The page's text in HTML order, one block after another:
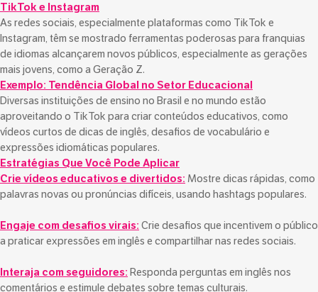
TikTok e Instagram
As redes sociais, especialmente plataformas como TikTok e
Instagram, têm se mostrado ferramentas poderosas para franquias
de idiomas alcançarem novos públicos, especialmente as gerações
mais jovens, como a Geração Z.
Exemplo: Tendência Global no Setor Educacional
Diversas instituições de ensino no Brasil e no mundo estão
aproveitando o TikTok para criar conteúdos educativos, como
vídeos curtos de dicas de inglês, desafios de vocabulário e
expressões idiomáticas populares.
Estratégias Que Você Pode Aplicar
Crie vídeos educativos e divertidos: Mostre dicas rápidas, como
palavras novas ou pronúncias difíceis, usando hashtags populares.
Engaje com desafios virais: Crie desafios que incentivem o público
a praticar expressões em inglês e compartilhar nas redes sociais.
Interaja com seguidores: Responda perguntas em inglês nos
comentários e estimule debates sobre temas culturais.